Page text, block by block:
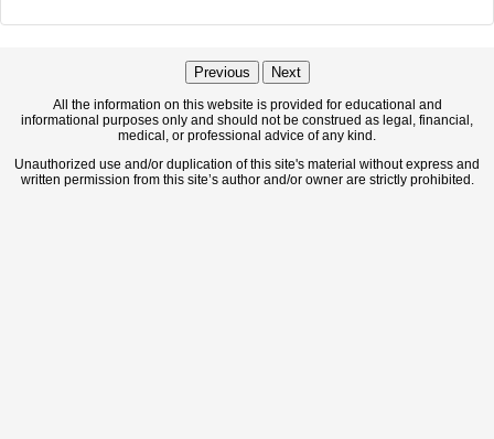
Previous Next
All the information on this website is provided for educational and
informational purposes only and should not be construed as legal, financial,
medical, or professional advice of any kind.
Unauthorized use and/or duplication of this site's material without express and
written permission from this site’s author and/or owner are strictly prohibited.